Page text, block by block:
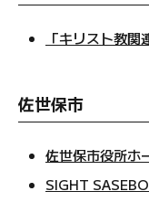
「キリスト教
佐世保市
佐世保市役所ホ
SIGHT